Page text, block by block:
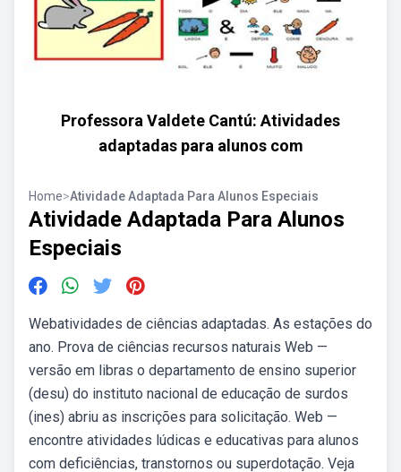
Professora Valdete Cantú: Atividades
adaptadas para alunos com
Home>Atividade Adaptada Para Alunos Especiais
Atividade Adaptada Para Alunos
Especiais
Webatividades de ciências adaptadas. As estações do
ano. Prova de ciências recursos naturais Web —
versão em libras o departamento de ensino superior
(desu) do instituto nacional de educação de surdos
(ines) abriu as inscrições para solicitação. Web —
encontre atividades lúdicas e educativas para alunos
com deficiências, transtornos ou superdotação. Veja